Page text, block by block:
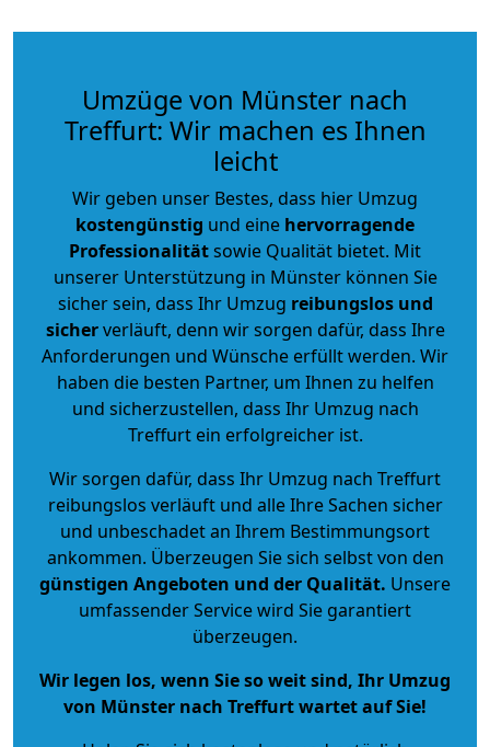
Umzüge von Münster nach
Treffurt: Wir machen es Ihnen
leicht
Wir geben unser Bestes, dass hier Umzug
kostengünstig und eine hervorragende
Professionalitätsowie Qualität bietet. Mit
unserer Unterstützung in Münster können Sie
sicher sein, dass Ihr Umzug reibungslos und
sicherverläuft, denn wir sorgen dafür, dass Ihre
Anforderungen und Wünsche erfüllt werden. Wir
haben die besten Partner, um Ihnen zu helfen
und sicherzustellen, dass Ihr Umzug nach
Treffurt ein erfolgreicher ist.
Wir sorgen dafür, dass Ihr Umzug nach Treffurt
reibungslos verläuft und alle Ihre Sachen sicher
und unbeschadet an Ihrem Bestimmungsort
ankommen. Überzeugen Sie sich selbst von den
günstigen Angeboten und der Qualität. Unsere
umfassender Service wird Sie garantiert
überzeugen.
Wir legen los, wenn Sie so weit sind, Ihr Umzug
von Münster nach Treffurt wartet auf Sie!